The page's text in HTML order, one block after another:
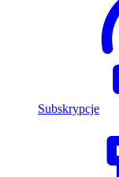
Subskrypcje